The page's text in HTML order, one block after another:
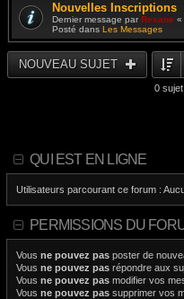
Nouvelles Inscriptions
Dernier message parResane «
Posté dans Les Messages
NOUVEAU SUJET
0
QUI EST EN LIGNE
Utilisateurs parcourant ce forum :
PERMISSIONS DU
Vous ne pouvez pas poster de
Vous ne pouvez pas répondre aux
Vous ne pouvez pas modifier vos
Vous ne pouvez pas supprimer vos